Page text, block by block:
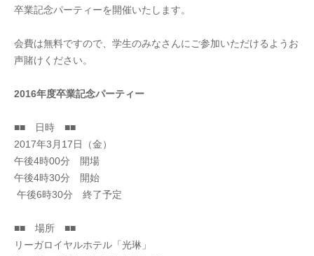
卒業記念パーティーを開催いたします。
会費は無料ですので、学生のみなさんにご参加いただけるようお
声賭けください。
2016年度卒業記念パーティー
■■ 日時 ■■
2017年3月17日（金）
午後4時00分 開場
午後4時30分 開始
午後6時30分 終了予定
■■ 場所 ■■
リーガロイヤルホテル「光琳」